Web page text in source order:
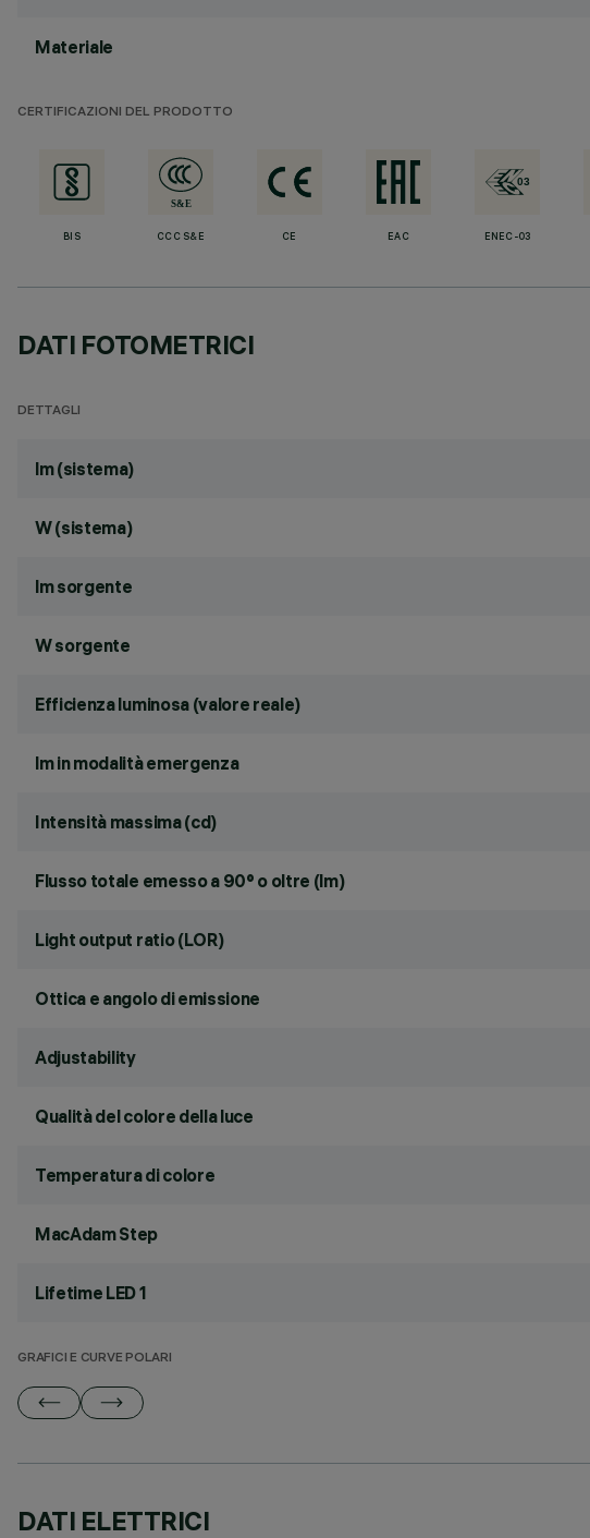
Materiale
CERTIFICAZIONI DEL PRODOTTO
BIS CCC S&E CE EAC ENEC-03
DATI FOTOMETRICI
DETTAGLI
lm (sistema)
W (sistema)
lm sorgente
W sorgente
Efficienza luminosa (valore reale)
lm in modalità emergenza
Intensità massima (cd)
Flusso totale emesso a 90° o oltre (lm)
Light output ratio (LOR)
Ottica e angolo di emissione
Adjustability
Qualità del colore della luce
Temperatura di colore
MacAdam Step
Lifetime LED 1
GRAFICI E CURVE POLARI
DATI ELETTRICI